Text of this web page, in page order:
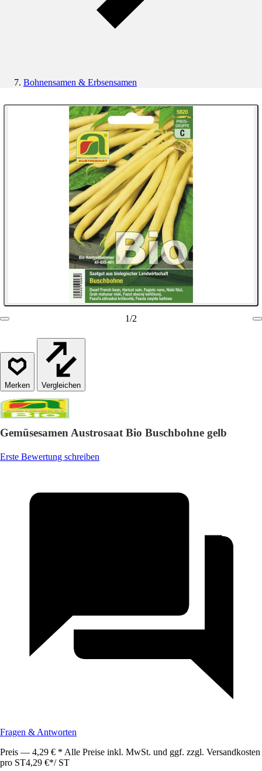
Bohnensamen & Erbsensamen
1/2
Vergleichen
Gemüsesamen Austrosaat Bio Buschbohne gelb
Erste Bewertung schreiben
Fragen & Antworten
Preis — 4,29 € * Alle Preise inkl. MwSt. und ggf. zzgl. Versandkosten
pro ST4,29 €*/ ST